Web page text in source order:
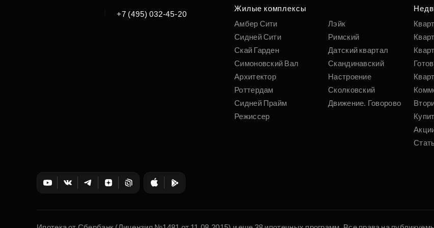
+7 (495) 032-45-20
Жилые комплексы
Амбер Сити
Сидней Сити
Скай Гарден
Симоновский Вал
Архитектор
Роттердам
Сидней Прайм
Режиссер
Лэйк
Римский
Датский квартал
Скандинавский
Настроение
Сколковский
Движение. Говорово